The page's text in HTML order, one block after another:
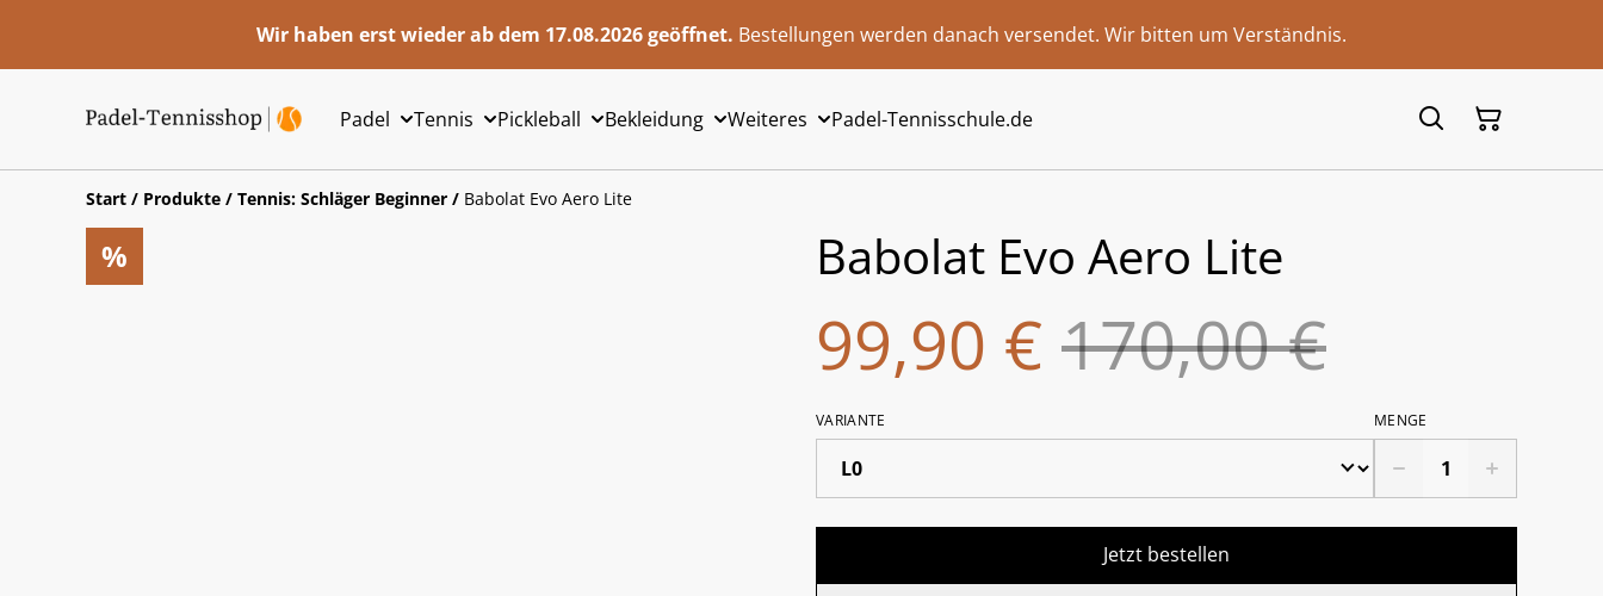
Wir haben erst wieder ab dem 17.08.2026 geöffnet. Bestellungen werden danach versendet. Wir bitten um Verständnis.
Padel Tennis Pickleball Bekleidung Weiteres Padel-Tennisschule.de
Start / Produkte / Tennis: Schläger Beginner / Babolat Evo Aero Lite
% Babolat Evo Aero Lite
99,90 € 170,00 €
VARIANTE MENGE
Jetzt bestellen